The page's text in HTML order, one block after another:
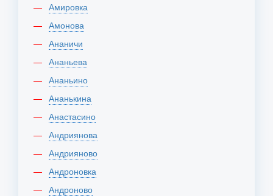
Амировка
Амонова
Ананичи
Ананьева
Ананьино
Ананькина
Анастасино
Андриянова
Андрияново
Андроновка
Андроново